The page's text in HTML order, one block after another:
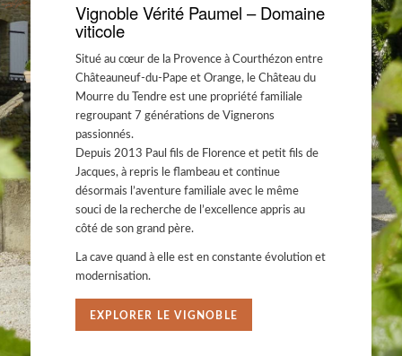
Vignoble Vérité Paumel – Domaine
viticole
Situé au cœur de la Provence à Courthézon entre
Châteauneuf-du-Pape et Orange, le Château du
Mourre du Tendre est une propriété familiale
regroupant 7 générations de Vignerons
passionnés.
Depuis 2013 Paul fils de Florence et petit fils de
Jacques, à repris le flambeau et continue
désormais l’aventure familiale avec le même
souci de la recherche de l’excellence appris au
côté de son grand père.
La cave quand à elle est en constante évolution et
modernisation.
EXPLORER LE VIGNOBLE